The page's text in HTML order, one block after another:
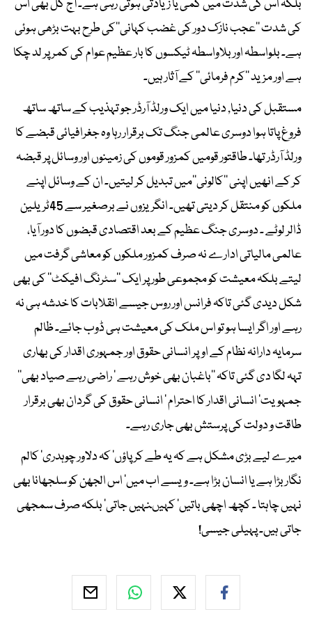
بلکہ اس کی شدت میں کمی یا زیادتی ہوتی رہی ہے۔ آج کل بھی اس
کی شدت ’’عجب نازک دور کی غضب کہانی‘‘کی طرح بہت بڑھی ہوئی
ہے۔ بلواسطہ اور بلاواسطہ ٹیکسوں کا بار عظیم عوام کی کمر پر لد چکا
ہے اور مزید ’’کرم فرمائی‘‘ کے آثار ہیں۔
مستقبل کی دنیا, دنیا میں ایک ورلڈ آرڈر جو تہذیب کے ساتھ ساتھ
فروغ پاتا ہوا دوسری عالمی جنگ تک برقرار رہا وہ جغرافیائی قبضے کا
ورلڈ آرڈر تھا۔ طاقتور قومیں کمزور قوموں کی زمینوں اور وسائل پر قبضہ
کر کے انھیں اپنی ’’کالونی‘‘میں تبدیل کر لیتیں۔ ان کے وسائل اپنے
ملکوں کو منتقل کر دیتی تھیں۔ انگریزوں نے برصغیر سے 45ٹریلین
ڈالر لوٹے ۔ دوسری جنگ عظیم کے بعد اقتصادی قبضوں کا دور آیا،
عالمی مالیاتی ادارے نہ صرف کمزور ملکوں کو معاشی گرفت میں
لیتے بلکہ معیشت کو مجموعی طور پر ایک ’’سٹرنگ افیکٹ‘‘ کی بھی
شکل دیدی گئی تاکہ فرانس اور روس جیسے انقلابات کا خدشہ ہی نہ
رہے اور اگر ایسا ہو تو اس ملک کی معیشت ہی ڈوب جائے۔ ظالم
سرمایہ دارانہ نظام کے اوپر انسانی حقوق اور جمہوری اقدار کی بھاری
تہہ لگا دی گئی تاکہ ’’باغبان بھی خوش رہے ‘ راضی رہے صیاد بھی‘‘
جمہویت‘ انسانی اقدار کا احترام ‘ انسانی حقوق کی گردان بھی برقرار
طاقت و دولت کی پرستش بھی جاری رہے۔
میرے لیے بڑی مشکل ہے کہ یہ طے کر پاؤں‘ کہ دلاور چوہدری‘ کالم
نگار بڑا ہے یا انسان بڑا ہے۔ ویسے اب میں‘ اس الجھن کو سلجھانا بھی
نہیں چاہتا ۔ کچھ اچھی باتیں‘ کہیںنہیں جاتی‘ بلکہ صرف سمجھی
جاتی ہیں۔ پہیلی جیسی!